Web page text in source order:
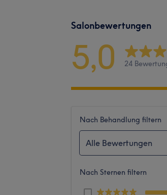
Salonbewertungen
5,0 24
Nach Behandlung filtern
Alle Bewertungen
Nach Sternen filtern